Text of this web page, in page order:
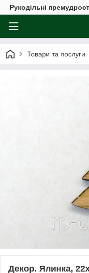
Рукодільні
Товари та послуги
Декор. Ялинка,